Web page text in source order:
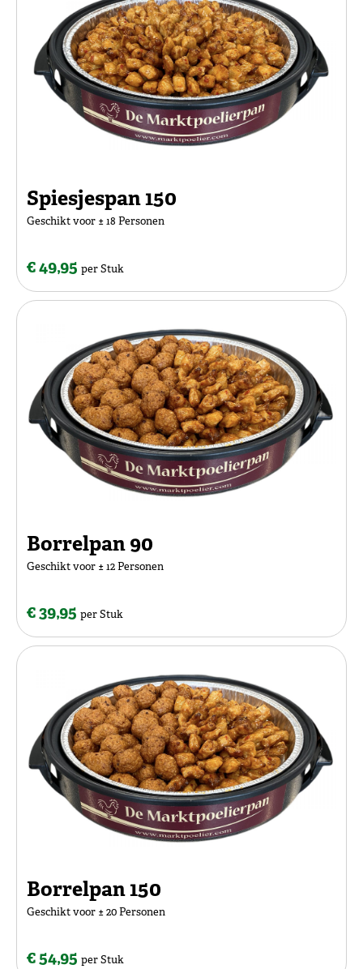
Spiesjespan 150
Geschikt voor ± 18 Personen
€ 49,95 per Stuk
Borrelpan 90
Geschikt voor ± 12 Personen
€ 39,95 per Stuk
Borrelpan 150
Geschikt voor ± 20 Personen
€ 54,95 per Stuk